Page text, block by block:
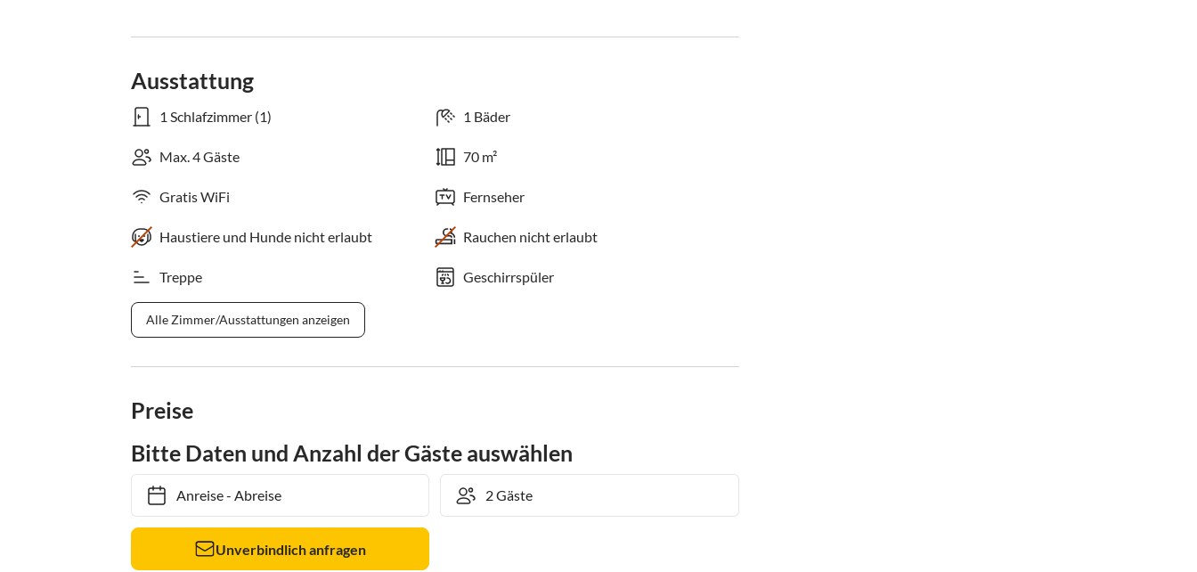
Ausstattung
1 Schlafzimmer (1) 1 Bäder
Max. 4 Gäste 70 m²
Gratis WiFi Fernseher
Haustiere und Hunde nicht erlaubt Rauchen nicht erlaubt
Treppe Geschirrspüler
Alle Zimmer/Ausstattungen anzeigen
Preise
Bitte Daten und Anzahl der Gäste auswählen
Anreise- Abreise
Unverbindlich anfragen